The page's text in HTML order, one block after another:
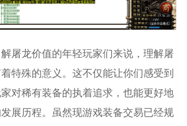
屠龙价值的年轻玩家们来说，理解屠
特殊的意义。这不仅能让你们感受到
对稀有装备的执着追求，也能更好地
展历程。虽然现游戏装备交易已经规